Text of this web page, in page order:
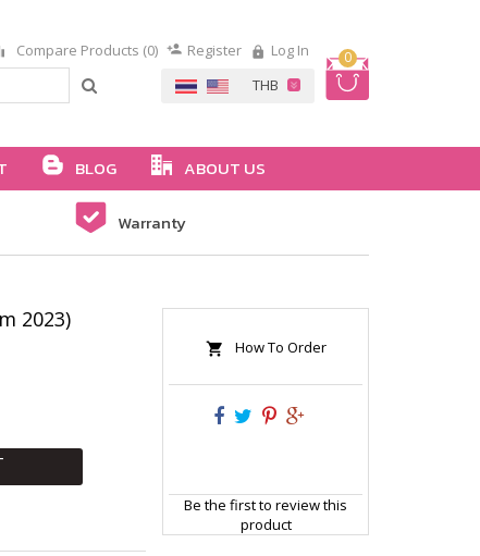
0
Compare Products (0) Register Log In
BLOG ABOUT US
Warranty
2023)
How To Order
Be the first to review this
product